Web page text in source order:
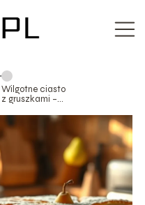
Wilgotne ciasto
z gruszkami –
idealny deser